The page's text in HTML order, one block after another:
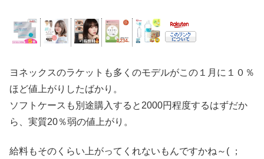
ヨネックスのラケットも多くのモデルがこの１月に１０％
ほど値上がりしたばかり。
ソフトケースも別途購入すると2000円程度するはずだか
ら、実質20％弱の値上がり。
給料もそのくらい上がってくれないもんですかね～( ；